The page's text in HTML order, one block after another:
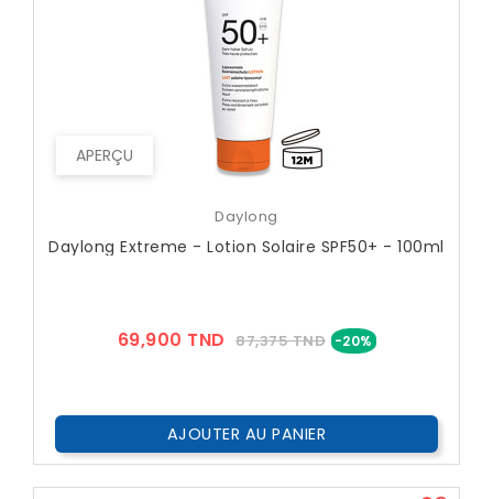
APERÇU
Daylong
Daylong Extreme - Lotion Solaire SPF50+ - 100ml
69,900 TND Prix
87,375 TND -20% Prix
AJOUTER AU PANIER